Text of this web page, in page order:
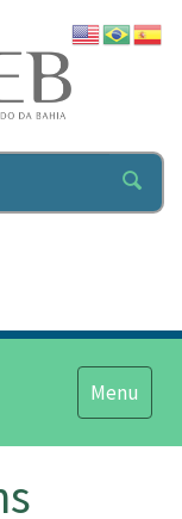
Menu
Menu